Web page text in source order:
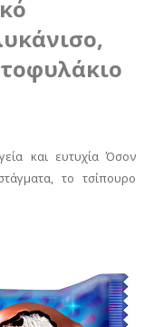
και ευτυχία Όσον
το τσίπουρο